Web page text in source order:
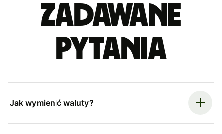
zadawane
pytania
Jak wymienić waluty?